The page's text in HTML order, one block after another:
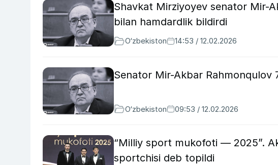
Shavkat Mirziyoyev senator Mir-
bilan hamdardlik bildirdi
O‘zbekiston 14:53 / 12.02.2026
Senator Mir-Akbar Rahmonqulov
O‘zbekiston 09:53 / 12.02.2026
“Milliy sport mukofoti — 2025”.
sportchisi deb topildi